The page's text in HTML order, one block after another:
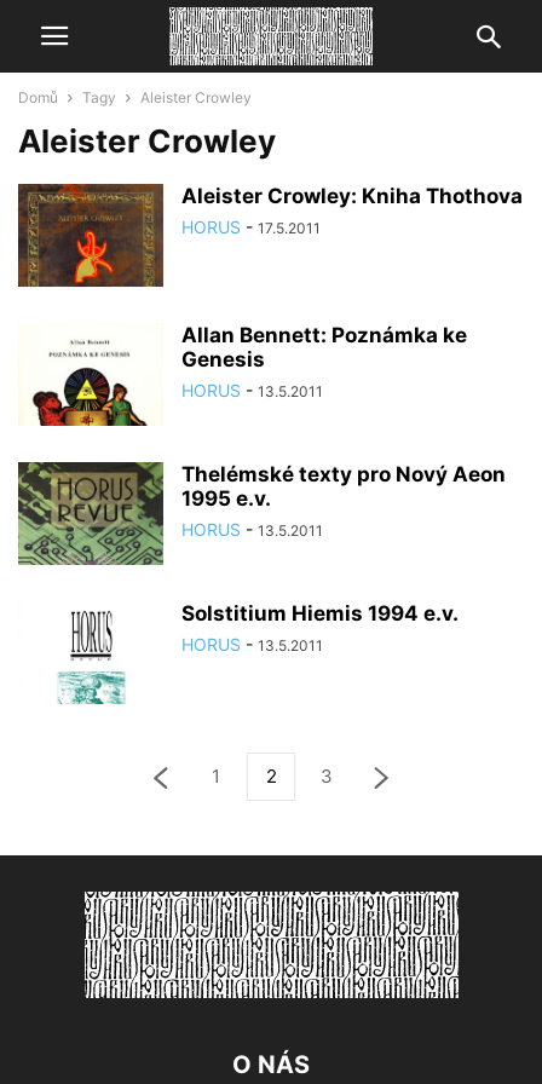
Domů Tagy Aleister Crowley
Aleister Crowley
Aleister Crowley: Kniha Thothova
HORUS - 17.5.2011
Allan Bennett: Poznámka ke
Genesis
HORUS - 13.5.2011
Thelémské texty pro Nový Aeon
1995 e.v.
HORUS - 13.5.2011
Solstitium Hiemis 1994 e.v.
HORUS - 13.5.2011
1 2 3
O NÁS